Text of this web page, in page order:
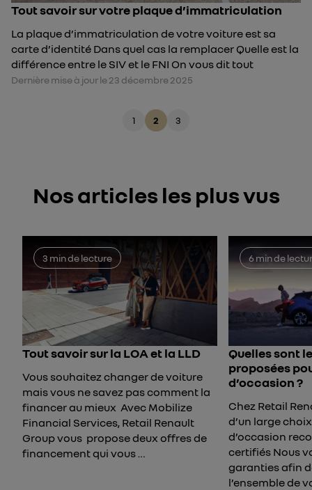
Tout savoir sur votre plaque d’immatriculation
La plaque d’immatriculation de votre voiture est sa
carte d’identité Dans quel cas la remplacer Quelle est la
différence entre le SIV et le FNI On vous dit tout
Dernière mise à jour le 23 décembre 2025
1 2 3
Nos articles les plus vus
3 min de lecture
Tout savoir sur la LOA et la LLD
Vous souhaitez changer de voiture
mais vous ne savez pas comment la
financer au mieux Avec Mobilize
Financial Services, Retail Renault
Group vous propose deux offres de
financement qui vous …
6 min de
Quelles sont
proposées
d’occasion ?
Chez Retail
d’un large
d’occasion
certifiés Nous
garanties afin
l’ensemble de